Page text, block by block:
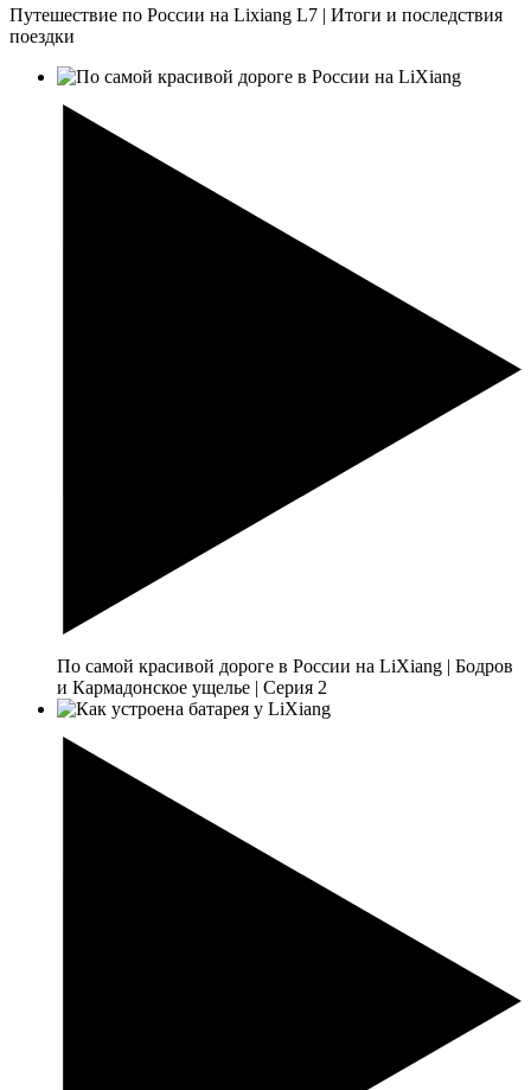
Путешествие по России на Lixiang L7 | Итоги и последствия
поездки
По самой красивой дороге в России на LiXiang | Бодров
и Кармадонское ущелье | Серия 2